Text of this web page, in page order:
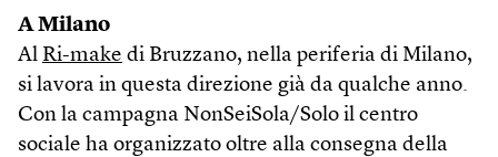
A Milano
Al Ri-make di Bruzzano, nella periferia di Milano,
si lavora in questa direzione già da qualche anno.
Con la campagna NonSeiSola/Solo il centro
sociale ha organizzato oltre alla consegna della